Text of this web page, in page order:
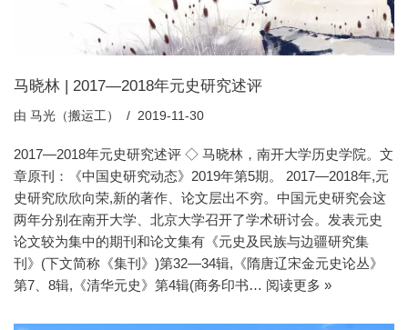
马晓林 | 2017—2018年元史研究述评
由 马光（搬运工） 2019-11-30
2017—2018年元史研究述评 ◇ 马晓林，南开大学历史学院。文
章原刊：《中国史研究动态》2019年第5期。 2017—2018年,元
史研究欣欣向荣,新的著作、论文层出不穷。中国元史研究会这
两年分别在南开大学、北京大学召开了学术研讨会。发表元史
论文较为集中的期刊和论文集有《元史及民族与边疆研究集
刊》(下文简称《集刊》)第32—34辑,《隋唐辽宋金元史论丛》
第7、8辑,《清华元史》第4辑(商务印书… 阅读更多 »